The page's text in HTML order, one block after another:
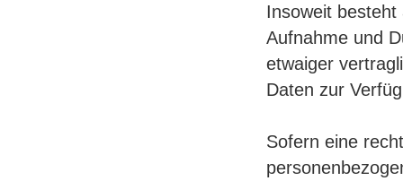
Insoweit
Aufnahme und
etwaiger
Daten zur
Sofern eine